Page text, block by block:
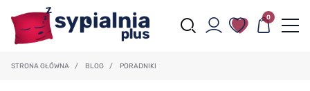
0
STRONA GŁÓWNA / BLOG / PORADNIKI